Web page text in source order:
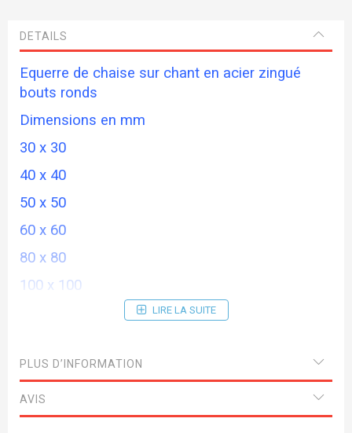
DETAILS
Equerre de chaise sur chant en acier zingué
bouts ronds
Dimensions en mm
30 x 30
40 x 40
50 x 50
60 x 60
80 x 80
100 x 100
LIRE LA SUITE
PLUS D’INFORMATION
AVIS